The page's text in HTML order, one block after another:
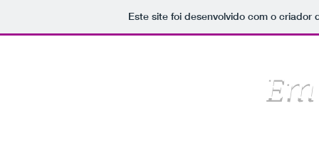
Este site foi desenvolvido com o criador